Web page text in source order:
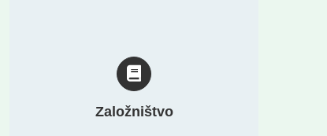
Založništvo